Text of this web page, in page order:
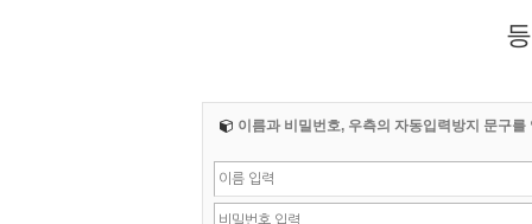
이름과 비밀번호, 우측의 자동입력방지 문구를